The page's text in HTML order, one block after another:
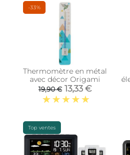
-33%
Thermomètre en métal
avec décor Origami
19,90 € 13,33 €
Top ventes